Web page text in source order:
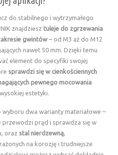
do stabilnego i wytrzymałego
znajdziesz tuleje do zgrzewania
gwintów– od M3 aż do M12
nawet 50 mm. Dzięki temu
element do specyfiki swojej
sprawdzi się w cienkościennych
pewnego mocowania
estetyki.
wyboru dwa warianty materiałowe –
przewodzi prąd i sprawdza się w
oraz stal nierdzewną,
na korozję i trudniejsze